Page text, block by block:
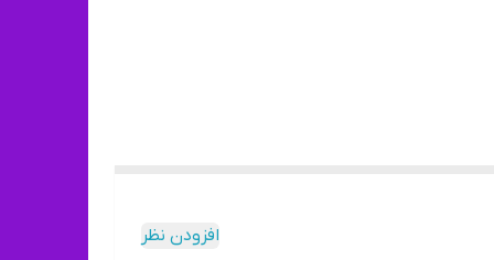
افزودن نظر